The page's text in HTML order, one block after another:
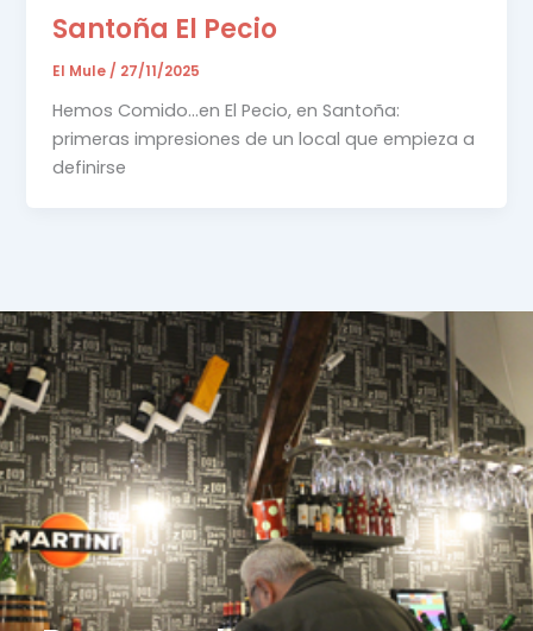
Santoña El Pecio
El Mule / 27/11/2025
Hemos Comido…en El Pecio, en Santoña:
primeras impresiones de un local que empieza a
definirse